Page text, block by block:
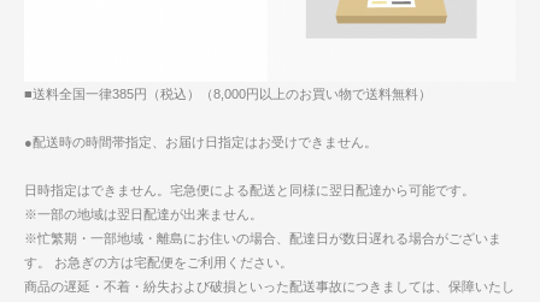
■送料全国一律385円（税込）（8,000円以上のお買い物で送料無料）
●配送時の時間帯指定、お届け日指定はお受けできません。
日時指定はできません。宅急便による配送と同様に翌日配達から可能です。
※一部の地域は翌日配達が出来ません。
※忙繁期・一部地域・離島にお住いの場合、配達日が数日遅れる場合がございま
す。 お急ぎの方は宅配便をご利用ください。
商品の遅延・不着・紛失および破損といった配送事故につきましては、保障いたし